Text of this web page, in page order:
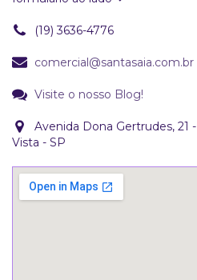
(19) 3636-4776
comercial@santasaia.com.br
Visite o nosso Blog!
Avenida Dona Gertrudes, 21
Vista - SP